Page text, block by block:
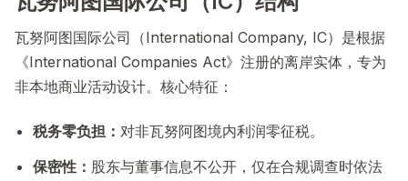
瓦努阿图国际公司（International Company, IC）是根据
《International Companies Act》注册的离岸实体，专为
非本地商业活动设计。核心特征：
税务零负担： 对非瓦努阿图境内利润零征税。
保密性： 股东与董事信息不公开，仅在合规调查时依法